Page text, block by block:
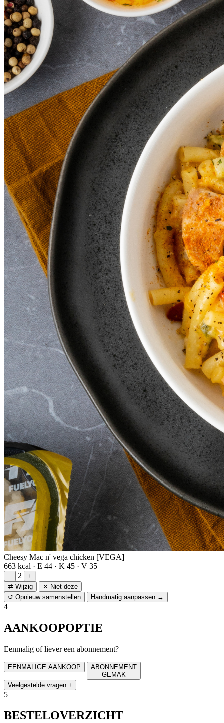
Cheesy Mac n' vega chicken [VEGA]
663 kcal · E 44 · K 45 · V 35
− 2
+
⇄ Wijzig
✕ Niet deze
↺ Opnieuw samenstellen
Handmatig aanpassen →
4
AANKOOPOPTIE
Eenmalig of liever een abonnement?
EENMALIGE AANKOOP
ABONNEMENT
GEMAK
Veelgestelde vragen +
5
BESTELOVERZICHT